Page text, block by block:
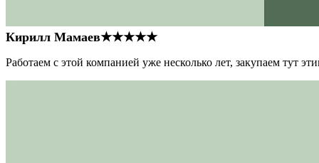
Кирилл Мамаев★★★★★
Работаем с этой компанией уже несколько лет, закупаем тут